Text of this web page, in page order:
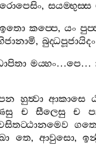
,සයම‍්භුස‍්ස
ඉතො කප‍්පෙ,යං
,බුද‍්ධපූජායිදං
මය‍්හං…පෙ…
හුත්‍වා ආකාසෙ
ච සීලෙසු ච
තෙ,ආවුසො,